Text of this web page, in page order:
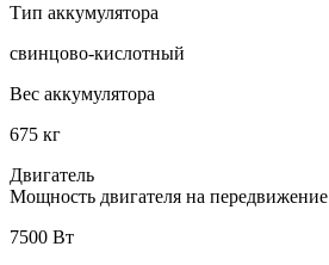
Тип аккумулятора
свинцово-кислотный
Вес аккумулятора
675 кг
Двигатель
Мощность двигателя на передвижение
7500 Вт